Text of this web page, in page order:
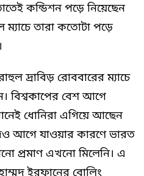
কন্ডিশন পড়ে নিয়েছেন
তারা কতোটা পড়ে
দ্রাবিড় রোববারের ম্যাচে
বিশ্বকাপের বেশ আগে
ধোনিরা এগিয়ে আছেন
আগে যাওয়ার কারণে ভারত
প্রমাণ এখনো মিলেনি। এ
ইরফানের বোলিং